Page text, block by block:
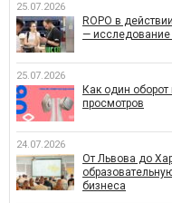
25.07.2026
ROPO в
— исследование
25.07.2026
Как один
просмотров
24.07.2026
От Львова до
бизнеса